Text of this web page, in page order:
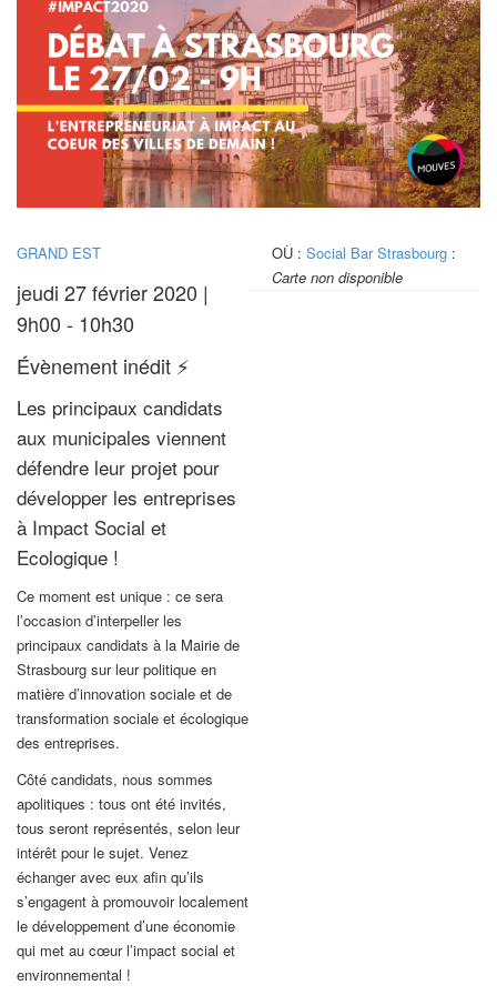
GRAND EST
jeudi 27 février 2020 |
9h00 - 10h30
Évènement inédit ⚡
Les principaux candidats
aux municipales viennent
défendre leur projet pour
développer les entreprises
à Impact Social et
Ecologique !
Ce moment est unique : ce sera
l’occasion d’interpeller les
principaux candidats à la Mairie de
Strasbourg sur leur politique en
matière d’innovation sociale et de
transformation sociale et écologique
des entreprises.
Côté candidats, nous sommes
apolitiques : tous ont été invités,
tous seront représentés, selon leur
intérêt pour le sujet. Venez
échanger avec eux afin qu’ils
s’engagent à promouvoir localement
le développement d’une économie
qui met au cœur l’impact social et
environnemental !
OÙ : Social Bar Strasbourg:
Carte non disponible